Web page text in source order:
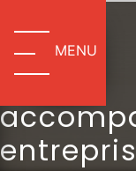
MENU